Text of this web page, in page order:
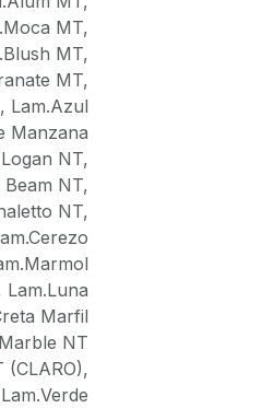
MT,
MT,
MT,
, Lam.Azul
Manzana
NT,
Beam NT,
NT,
Lam.Luna
Marfil
NT
(CLARO),
Lam.Verde